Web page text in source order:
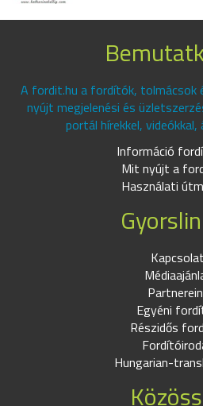
A fordit.hu a fordítók, tolmácsok
nyújt megjelenési és
portál hírekkel, videókkal,
Információ
Mit nyújt a
Használati
Kapcsolat
Egyéni
Részidős
Hungarian-